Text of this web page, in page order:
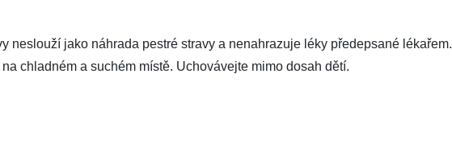
neslouží jako náhrada pestré stravy a nenahrazuje léky předepsané lékařem.
chladném a suchém místě. Uchovávejte mimo dosah dětí.